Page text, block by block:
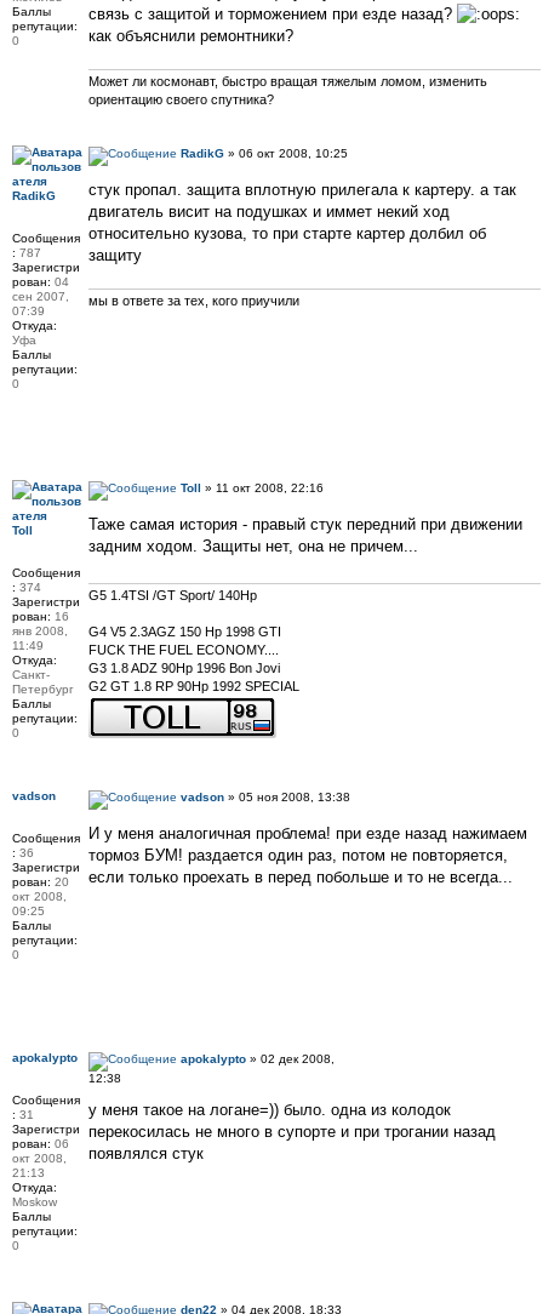
связь с защитой и торможением при езде назад?
как объяснили ремонтники?
Может ли космонавт, быстро вращая тяжелым ломом, изменить
ориентацию своего спутника?
Баллы
репутации:
0
RadikG » 06 окт 2008, 10:25
стук пропал. защита вплотную прилегала к картеру. а так
двигатель висит на подушках и иммет некий ход
относительно кузова, то при старте картер долбил об
защиту
мы в ответе за тех, кого приучили
RadikG
Сообщения
: 787
Зарегистри
рован: 04
сен 2007,
07:39
Откуда:
Уфа
Баллы
репутации:
0
Toll
» 11 окт 2008, 22:16
Таже самая история - правый стук передний при движении
задним ходом. Защиты нет, она не причем...
G5 1.4TSI /GT Sport/ 140Hp
G4 V5 2.3AGZ 150 Hp 1998 GTI
FUCK THE FUEL ECONOMY....
G3 1.8 ADZ 90Hp 1996 Bon Jovi
G2 GT 1.8 RP 90Hp 1992 SPECIAL
Toll
Сообщения
: 374
Зарегистри
рован: 16
янв 2008,
11:49
Откуда:
Санкт-
Петербург
Баллы
репутации:
0
vadson » 05 ноя 2008, 13:38
И у меня аналогичная проблема! при езде назад нажимаем
тормоз БУМ! раздается один раз, потом не повторяется,
если только проехать в перед побольше и то не всегда...
vadson
Сообщения
: 36
Зарегистри
рован: 20
окт 2008,
09:25
Баллы
репутации:
0
apokalypto » 02 дек 2008,
12:38
у меня такое на логане=)) было. одна из колодок
перекосилась не много в супорте и при трогании назад
появлялся стук
apokalypto
Сообщения
: 31
Зарегистри
рован: 06
окт 2008,
21:13
Откуда:
Moskow
Баллы
репутации:
0
den22 » 04 дек 2008, 18:33